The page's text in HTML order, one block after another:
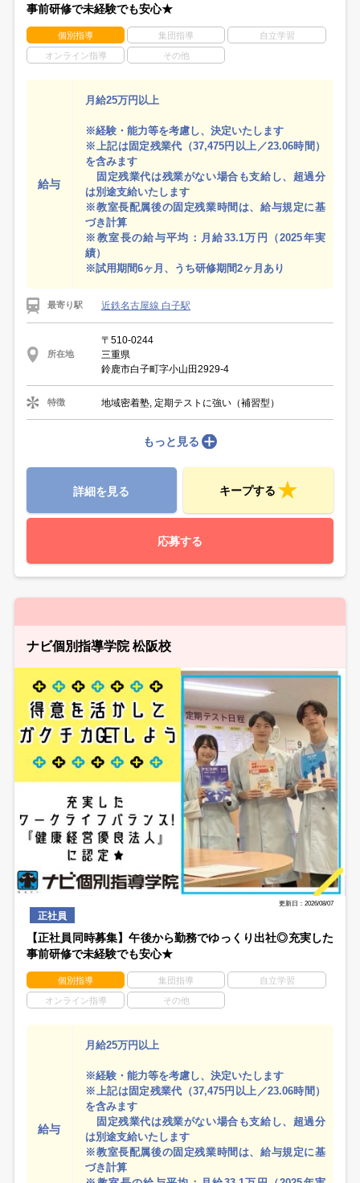
事前研修で未経験でも安心★
個別指導 集団指導 自立学習
オンライン指導 その他
給与
月給25万円以上
※経験・能力等を考慮し、決定いたします
※上記は固定残業代（37,475円以上／23.06時間）
を含みます
固定残業代は残業がない場合も支給し、超過分
は別途支給いたします
※教室長配属後の固定残業時間は、給与規定に基
づき計算
※教室長の給与平均：月給33.1万円（2025年実
績）
※試用期間6ヶ月、うち研修期間2ヶ月あり
最寄り駅 近鉄名古屋線 白子駅
所在地
〒510-0244
三重県
鈴鹿市白子町字小山田2929-4
特徴 地域密着塾, 定期テストに強い（補習型）
もっと見る
詳細を見る キープする
応募する
ナビ個別指導学院 松阪校
更新日：2026/08/07
正社員
【正社員同時募集】午後から勤務でゆっくり出社◎充実した
事前研修で未経験でも安心★
個別指導 集団指導 自立学習
オンライン指導 その他
給与
月給25万円以上
※経験・能力等を考慮し、決定いたします
※上記は固定残業代（37,475円以上／23.06時間）
を含みます
固定残業代は残業がない場合も支給し、超過分
は別途支給いたします
※教室長配属後の固定残業時間は、給与規定に基
づき計算